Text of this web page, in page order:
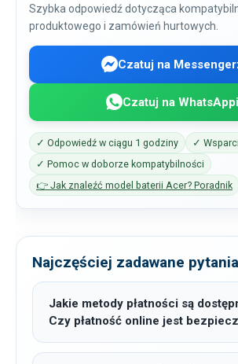
Szybka odpowiedź dotycząca
produktowego i zamówień hurtowych.
Czatuj na
Czatuj na
✓ Odpowiedź w ciągu 1 godziny
✓
✓ Pomoc w doborze kompatybilności
👉 Jak znaleźć model baterii Acer? Poradnik
Najczęściej zadawane pytania
Jakie metody płatności są
Czy płatność online jest